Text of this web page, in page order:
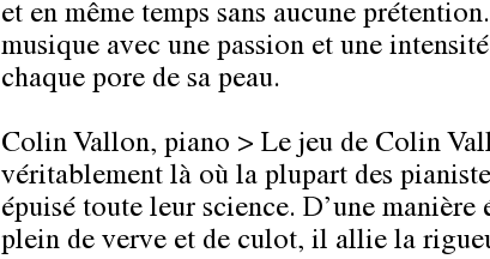
et en même temps sans aucune
musique avec une passion et une
chaque pore de sa peau.
Colin Vallon, piano > Le jeu de Colin
véritablement là où la plupart des
épuisé toute leur science. D’une manière
plein de verve et de culot, il allie la